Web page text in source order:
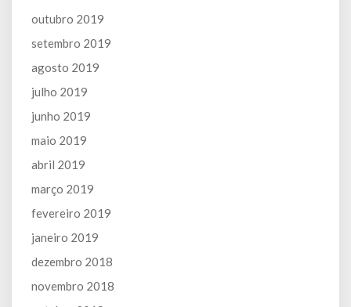
outubro 2019
setembro 2019
agosto 2019
julho 2019
junho 2019
maio 2019
abril 2019
março 2019
fevereiro 2019
janeiro 2019
dezembro 2018
novembro 2018